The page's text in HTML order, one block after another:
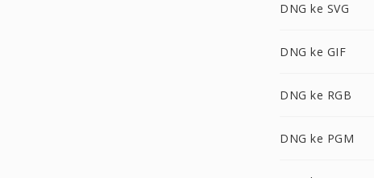
DNG ke SVG
DNG ke GIF
DNG ke RGB
DNG ke PGM